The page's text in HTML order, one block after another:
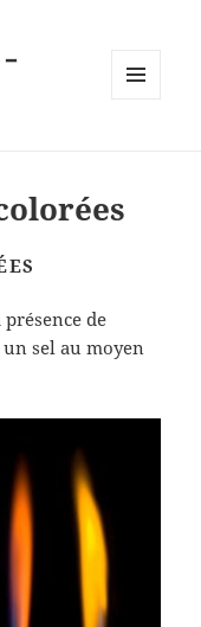
de
sel au moyen